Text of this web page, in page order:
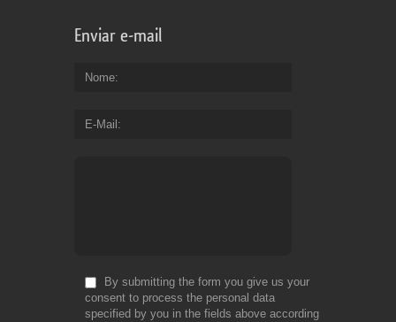
Enviar e-mail
Nome
E-Mail
By submitting the form you give us your
consent to process the personal data
specified by you in the fields above according